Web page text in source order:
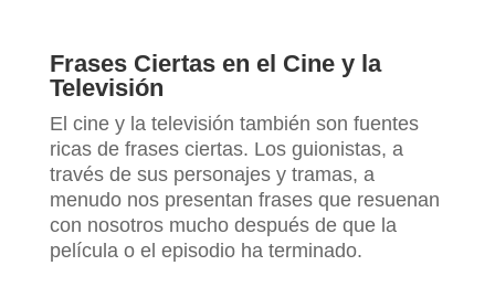
Frases Ciertas en el Cine y la
Televisión
El cine y la televisión también son fuentes
ricas de frases ciertas. Los guionistas, a
través de sus personajes y tramas, a
menudo nos presentan frases que resuenan
con nosotros mucho después de que la
película o el episodio ha terminado.